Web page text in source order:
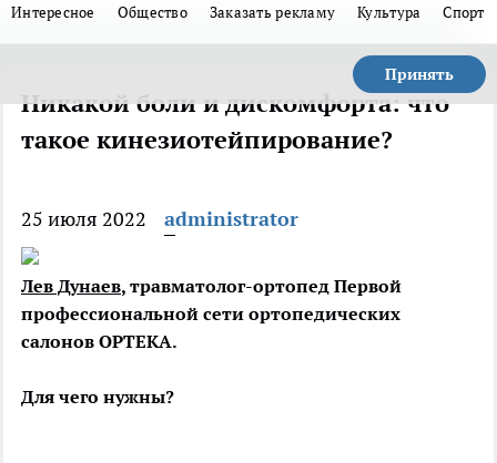
Интересное Общество Заказать рекламу Культура Спорт
Принять
Никакой боли и дискомфорта: что
такое кинезиотейпирование?
25 июля 2022 administrator
Лев Дунаев, травматолог-ортопед Первой
профессиональной сети ортопедических
салонов ОРТЕКА.
Для чего нужны?